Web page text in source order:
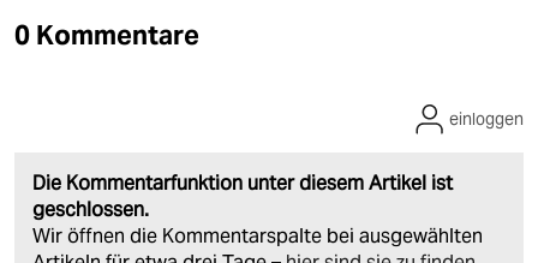
0 Kommentare
Die Kommentarfunktion unter diesem Artikel ist
geschlossen.
Wir öffnen die Kommentarspalte bei ausgewählten
einloggen